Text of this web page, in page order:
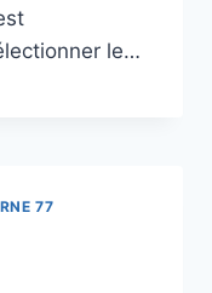
le…
77